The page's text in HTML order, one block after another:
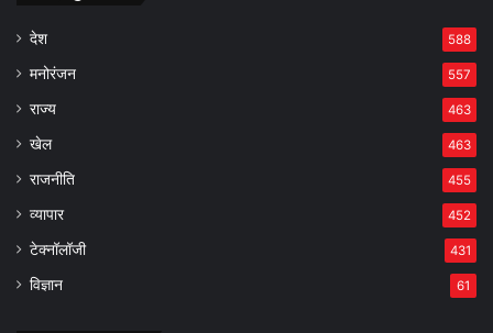
देश 588
मनोरंजन 557
राज्य 463
खेल 463
राजनीति 455
व्यापार 452
टेक्नॉलॉजी 431
विज्ञान 61